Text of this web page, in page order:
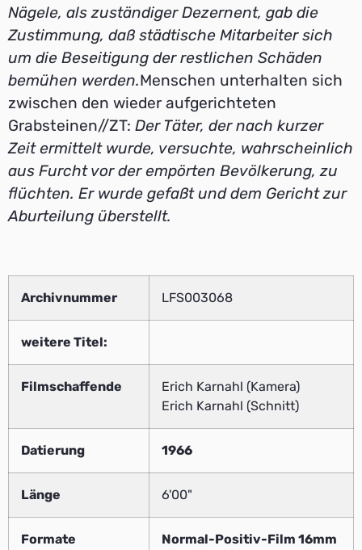
Nägele, als zuständiger Dezernent, gab die
Zustimmung, daß städtische Mitarbeiter sich
um die Beseitigung der restlichen Schäden
bemühen werden.Menschen unterhalten sich
zwischen den wieder aufgerichteten
Grabsteinen//ZT: Der Täter, der nach kurzer
Zeit ermittelt wurde, versuchte, wahrscheinlich
aus Furcht vor der empörten Bevölkerung, zu
flüchten. Er wurde gefaßt und dem Gericht zur
Aburteilung überstellt.
Archivnummer LFS003068
weitere Titel:
Filmschaffende
Erich Karnahl (Kamera)
Erich Karnahl (Schnitt)
Datierung 1966
Länge 6'00"
Formate
Normal-Positiv-Film 16mm